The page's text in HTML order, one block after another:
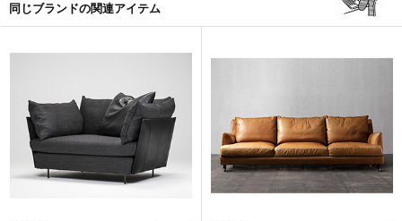
同じブランドの関連アイテム